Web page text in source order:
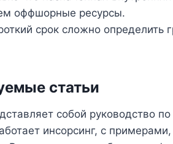
оффшорные ресурсы.
срок сложно
статьи
собой руководство
инсорсинг, с